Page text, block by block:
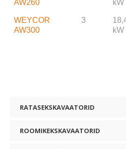
AW260
kW
WEYCOR
AW300
3
kW
RATASEKSKAVAATORID
ROOMIKEKSKAVAATORID